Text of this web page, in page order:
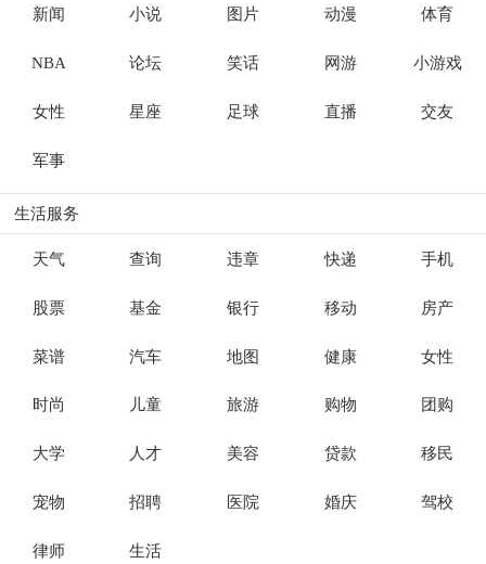
新闻 小说 图片 动漫 体育
NBA 论坛 笑话 网游 小游戏
女性 星座 足球 直播 交友
军事
生活服务
天气 查询 违章 快递 手机
股票 基金 银行 移动 房产
菜谱 汽车 地图 健康 女性
时尚 儿童 旅游 购物 团购
大学 人才 美容 贷款 移民
宠物 招聘 医院 婚庆 驾校
律师 生活